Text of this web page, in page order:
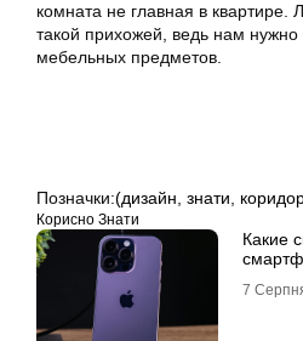
комната не главная в квартире.
такой прихожей, ведь нам
мебельных предметов.
Позначки:(дизайн знати
Корисно Знати
Какие
7